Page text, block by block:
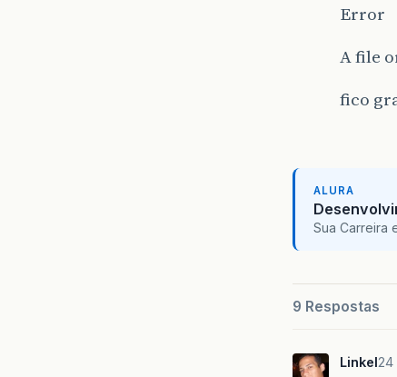
Error
A file
fico
ALURA
Sua Carreira
9 Respostas
Linkel24